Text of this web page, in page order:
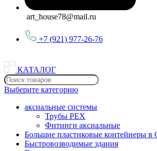
art_house78@mail.ru
+7 (921) 977-26-76
КАТАЛОГ
Выберите категорию
аксиальные системы
Трубы PEX
Фитинги аксиальные
Большие пластиковые контейнеры в
Быстровозводимые здания